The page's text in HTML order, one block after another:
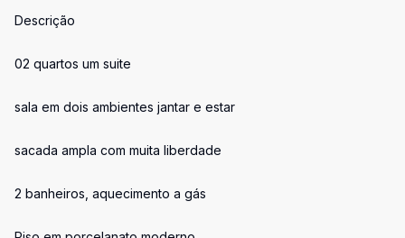
Descrição
02 quartos um suite
sala em dois ambientes jantar e estar
sacada ampla com muita liberdade
2 banheiros, aquecimento a gás